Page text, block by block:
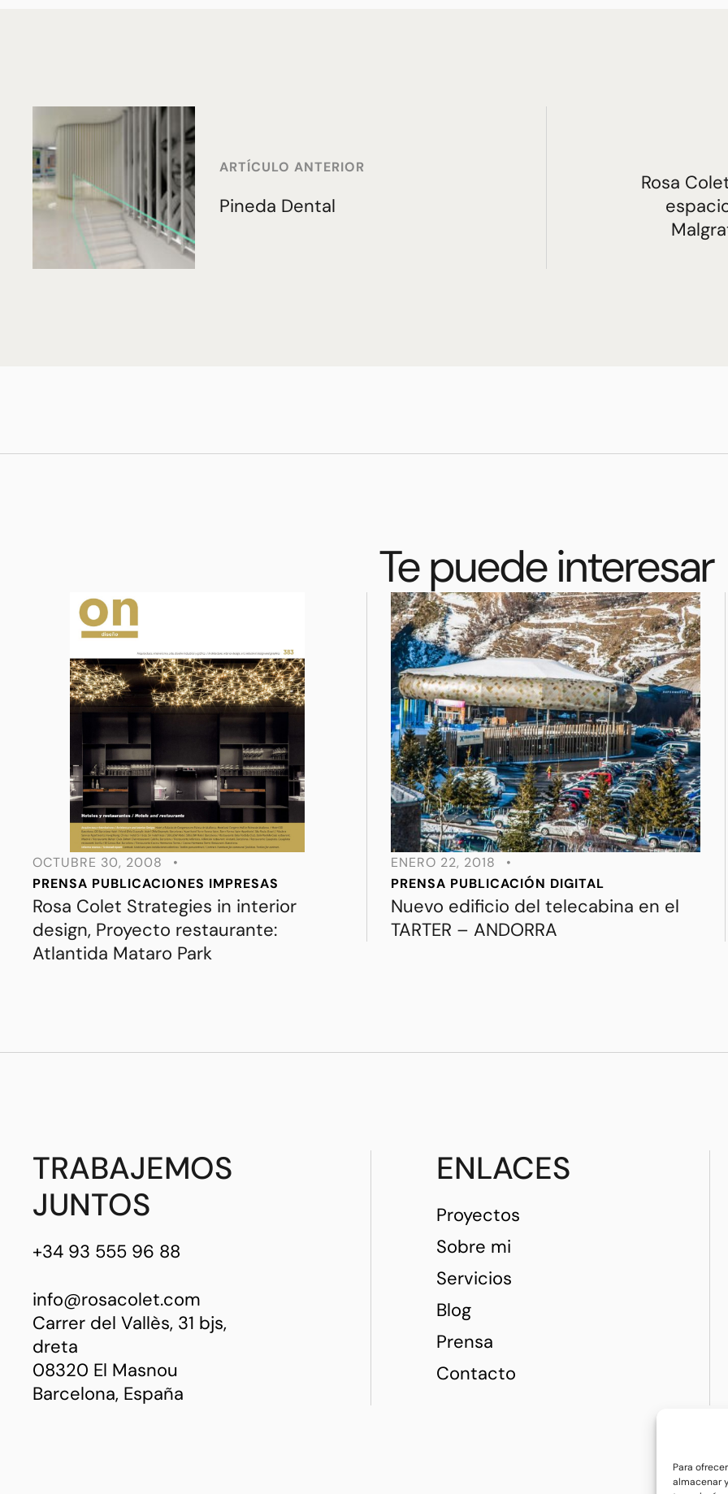
Para
almacenar
ARTÍCULO ANTERIOR
Pineda Dental
Rosa
Te puede interesar
OCTUBRE 30, 2008
•
PRENSA PUBLICACIONES IMPRESAS
Rosa Colet Strategies in interior
design, Proyecto restaurante:
Atlantida Mataro Park
ENERO 22, 2018
•
PRENSA PUBLICACIÓN DIGITAL
Nuevo edificio del telecabina en el
TARTER – ANDORRA
TRABAJEMOS
JUNTOS
+34 93 555 96 88
info@rosacolet.com
Carrer del Vallès, 31 bjs,
dreta
08320 El Masnou
Barcelona, España
ENLACES
Proyectos
Sobre mi
Servicios
Blog
Prensa
Contacto